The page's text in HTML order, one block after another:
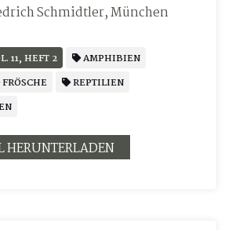
Schmidtler, München
11, HEFT 2
AMPHIBIEN
FRÖSCHE
REPTILIEN
HERUNTERLADEN